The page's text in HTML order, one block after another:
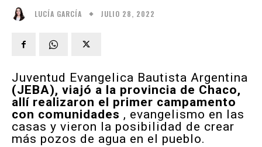
LUCÍA GARCÍA JULIO 28, 2022
Juventud Evangelica Bautista Argentina
(JEBA), viajó a la provincia de Chaco,
allí realizaron el primer campamento
con comunidades , evangelismo en las
casas y vieron la posibilidad de crear
más pozos de agua en el pueblo.